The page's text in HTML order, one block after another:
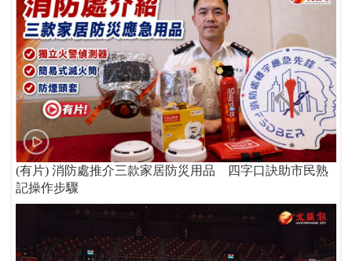
(有片) 消防處推介三款家居防災用品 四字口訣助市民熟
記操作步驟